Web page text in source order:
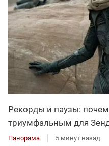
Рекорды и паузы:
триумфальным для
Панорама 5 минут назад